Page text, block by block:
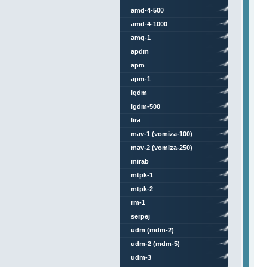
amd-4-500
amd-4-1000
amg-1
apdm
apm
apm-1
igdm
igdm-500
lira
mav-1 (vomiza-100)
mav-2 (vomiza-250)
mirab
mtpk-1
mtpk-2
rm-1
serpej
udm (mdm-2)
udm-2 (mdm-5)
udm-3